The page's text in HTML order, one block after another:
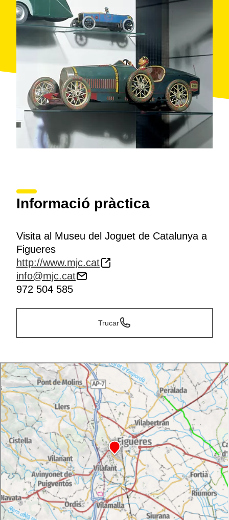
Informació pràctica
Visita al Museu del Joguet de Catalunya a
Figueres
http://www.mjc.cat
info@mjc.cat
972 504 585
Trucar